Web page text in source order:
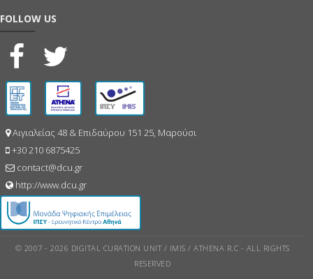
FOLLOW US
Αιγιαλείας 48 & Επιδαύρου 151 25, Μαρούσι
+30 210 6875425
contact@dcu.gr
http://www.dcu.gr
© 2007 - 2026 DIGITAL CURATION UNIT / IMIS / ATHENA R.C - ALL RIGHTS
RESERVED